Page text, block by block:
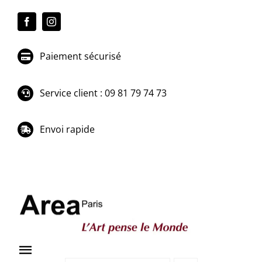
Paiement sécurisé
Service client : 09 81 79 74 73
Envoi rapide